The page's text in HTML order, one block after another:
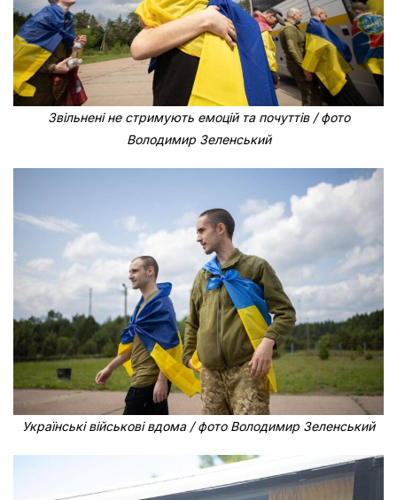
Звільнені не стримують емоцій та почуттів / фото
Володимир Зеленський
Українські військові вдома / фото Володимир Зеленський